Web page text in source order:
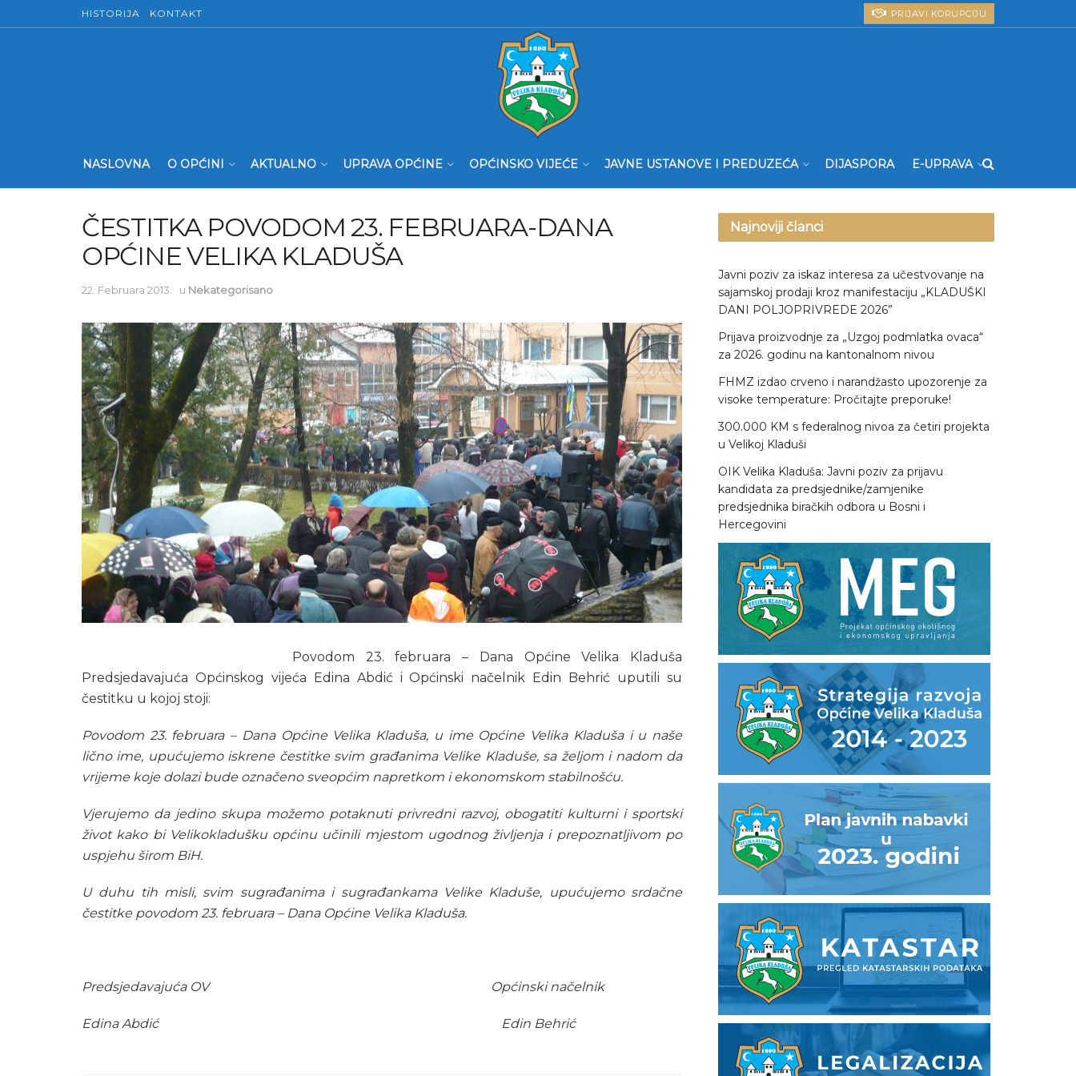
HISTORIJA KONTAKT PRIJAVI KORUPCIJU
NASLOVNA O OPĆINI AKTUALNO UPRAVA OPĆINE OPĆINSKO VIJEĆE JAVNE USTANOVE I PREDUZEĆA DIJASPORA E-UPRAVA
ČESTITKA POVODOM 23. FEBRUARA-DANA
OPĆINE VELIKA KLADUŠA
22. Februara 2013. u Nekategorisano
Povodom 23. februara – Dana Općine Velika Kladuša
Predsjedavajuća Općinskog vijeća Edina Abdić i Općinski načelnik Edin Behrić uputili su
čestitku u kojoj stoji:
Povodom 23. februara – Dana Općine Velika Kladuša, u ime Općine Velika Kladuša i u naše
lično ime, upućujemo iskrene čestitke svim građanima Velike Kladuše, sa željom i nadom da
vrijeme koje dolazi bude označeno sveopćim napretkom i ekonomskom stabilnošću.
Vjerujemo da jedino skupa možemo potaknuti privredni razvoj, obogatiti kulturni i sportski
život kako bi Velikokladušku općinu učinili mjestom ugodnog življenja i prepoznatljivom po
uspjehu širom BiH.
U duhu tih misli, svim sugrađanima i sugrađankama Velike Kladuše, upućujemo srdačne
čestitke povodom 23. februara – Dana Općine Velika Kladuša.
Predsjedavajuća OV Općinski načelnik
Edina Abdić Edin Behrić
Najnoviji članci
Javni poziv za iskaz interesa za učestvovanje na
sajamskoj prodaji kroz manifestaciju „KLADUŠKI
DANI POLJOPRIVREDE 2026”
Prijava proizvodnje za „Uzgoj podmlatka ovaca“
za 2026. godinu na kantonalnom nivou
FHMZ izdao crveno i narandžasto upozorenje za
visoke temperature: Pročitajte preporuke!
300.000 KM s federalnog nivoa za četiri projekta
u Velikoj Kladuši
OIK Velika Kladuša: Javni poziv za prijavu
kandidata za predsjednike/zamjenike
predsjednika biračkih odbora u Bosni i
Hercegovini